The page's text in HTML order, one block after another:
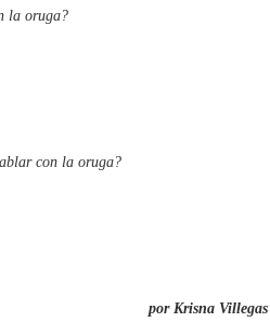
la oruga?
con la oruga?
por Krisna Villegas